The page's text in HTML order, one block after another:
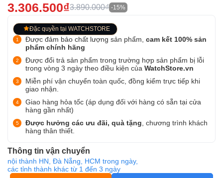
3.306.500₫3.890.000₫ -15%
Đặc quyền tại WATCHSTORE
Được đảm bảo chất lượng sản phẩm, cam kết 100% sản
phẩm chính hãng
Được đổi trả sản phẩm trong trường hợp sản phẩm bị lỗi
trong vòng 3 ngày theo điều kiện của WatchStore.vn
Miễn phí vận chuyển toàn quốc, đồng kiểm trực tiếp khi
giao nhận.
Giao hàng hỏa tốc (áp dụng đối với hàng có sẵn tại cửa
hàng gần nhất)
Được hưởng các ưu đãi, quà tặng , chương trình khách
hàng thân thiết.
Thông tin vận chuyển
nội thành HN, Đà Nẵng, HCM trong ngày,
các tỉnh thành khác từ 1 đến 3 ngày